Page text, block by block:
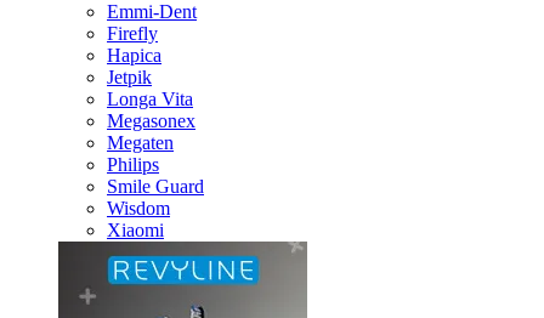
Emmi-Dent
Firefly
Hapica
Jetpik
Longa Vita
Megasonex
Megaten
Philips
Smile Guard
Wisdom
Xiaomi